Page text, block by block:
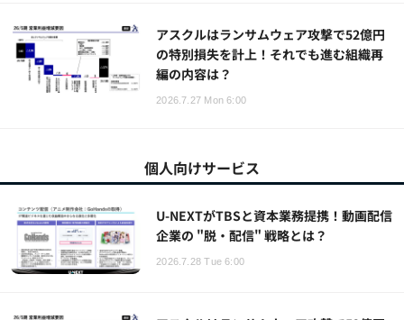
アスクルはランサムウェア攻撃で52億円
の特別損失を計上！それでも進む組織再
編の内容は？
2026.7.27 Mon 6:00
個人向けサービス
U-NEXTがTBSと資本業務提携！動画配信
企業の "脱・配信" 戦略とは？
2026.7.28 Tue 6:00